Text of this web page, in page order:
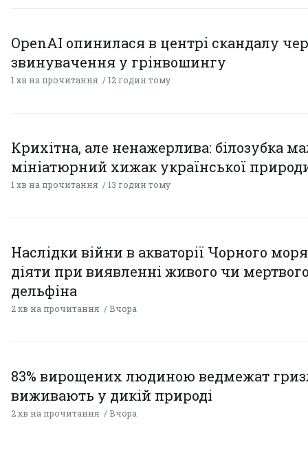
OpenAI опинилася в центрі скандалу
звинувачення у грінвошингу
1 хв на прочитання 12 годин тому
Крихітна, але ненажерлива: білозубка
мініатюрний хижак української
1 хв на прочитання 13 годин тому
Наслідки війни в акваторії Чорного
діяти при виявленні живого чи
дельфіна
2 хв на прочитання Вчора
83% вирощених людиною ведмежат
виживають у дикій природі
2 хв на прочитання Вчора